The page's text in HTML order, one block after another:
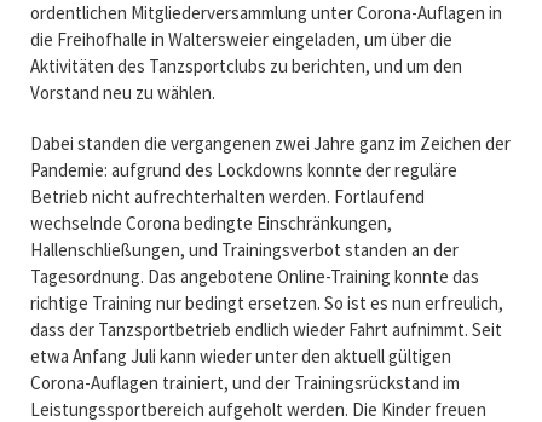
ordentlichen Mitgliederversammlung unter Corona-Auflagen in
die Freihofhalle in Waltersweier eingeladen, um über die
Aktivitäten des Tanzsportclubs zu berichten, und um den
Vorstand neu zu wählen.
Dabei standen die vergangenen zwei Jahre ganz im Zeichen der
Pandemie: aufgrund des Lockdowns konnte der reguläre
Betrieb nicht aufrechterhalten werden. Fortlaufend
wechselnde Corona bedingte Einschränkungen,
Hallenschließungen, und Trainingsverbot standen an der
Tagesordnung. Das angebotene Online-Training konnte das
richtige Training nur bedingt ersetzen. So ist es nun erfreulich,
dass der Tanzsportbetrieb endlich wieder Fahrt aufnimmt. Seit
etwa Anfang Juli kann wieder unter den aktuell gültigen
Corona-Auflagen trainiert, und der Trainingsrückstand im
Leistungssportbereich aufgeholt werden. Die Kinder freuen